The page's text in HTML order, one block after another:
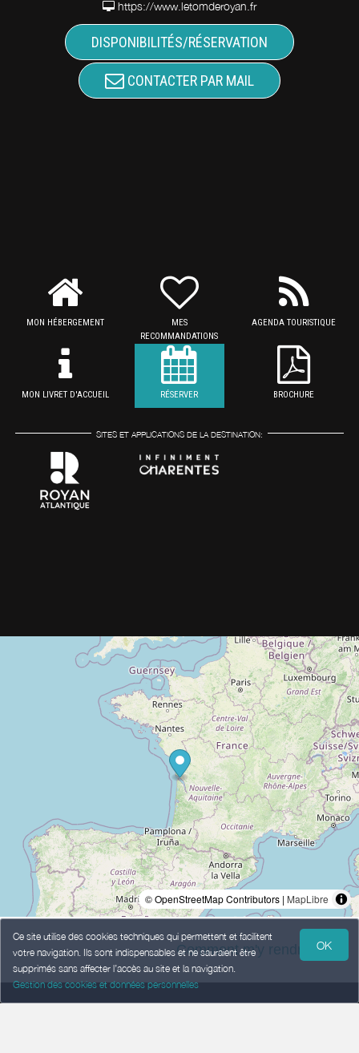
Ce site utilise des cookies techniques qui permettent et facilitent
votre navigation. Ils sont indispensables et ne sauraient être
supprimés sans affecter l’accès au site et la navigation.
Gestion des cookies et données personnelles
OK
https://www.letomderoyan.fr
DISPONIBILITÉS/RÉSERVATION
CONTACTER PAR MAIL
MON HÉBERGEMENT
MES
RECOMMANDATIONS
AGENDA TOURISTIQUE
MON LIVRET D'ACCUEIL RÉSERVER BROCHURE
SITES ET APPLICATIONS DE LA DESTINATION:
© OpenStreetMap Contributors | MapLibre
Comment m'y rendre ? >